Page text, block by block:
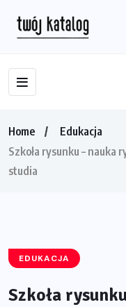
Home
Edukacja
Szkoła rysunku – nauka
studia
EDUKACJA
Szkoła